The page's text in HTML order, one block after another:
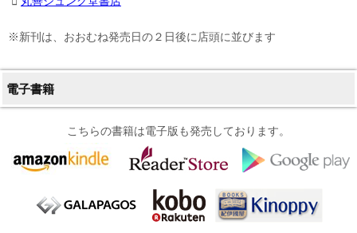
※新刊は、おおむね発売日の２日後に店頭に並びます
電子書籍
こちらの書籍は電子版も発売しております。